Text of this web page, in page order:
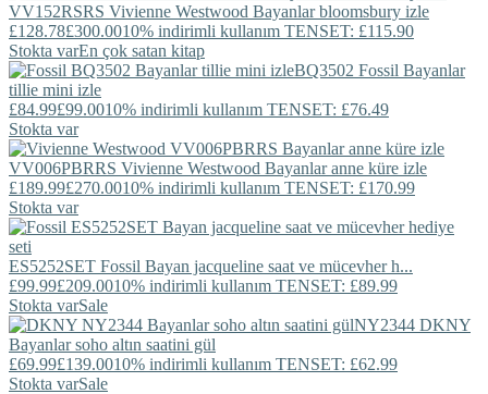
VV152RSRS Vivienne Westwood Bayanlar bloomsbury izle
£128.78£300.0010% indirimli kullanım TENSET: £115.90
Stokta varEn çok satan kitap
BQ3502 Fossil Bayanlar
tillie mini izle
£84.99£99.0010% indirimli kullanım TENSET: £76.49
Stokta var
VV006PBRRS Vivienne Westwood Bayanlar anne küre izle
£189.99£270.0010% indirimli kullanım TENSET: £170.99
Stokta var
ES5252SET Fossil Bayan jacqueline saat ve mücevher h...
£99.99£209.0010% indirimli kullanım TENSET: £89.99
Stokta varSale
NY2344 DKNY
Bayanlar soho altın saatini gül
£69.99£139.0010% indirimli kullanım TENSET: £62.99
Stokta varSale